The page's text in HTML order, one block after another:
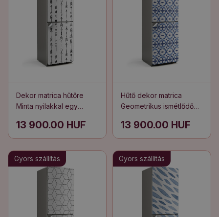
Dekor matrica hűtőre
Minta nyilakkal egy
13 900.00 HUF
Hűtő dekor matrica
Geometrikus ismétlődő
13 900.00 HUF
Gyors szállítás Gyors szállítás